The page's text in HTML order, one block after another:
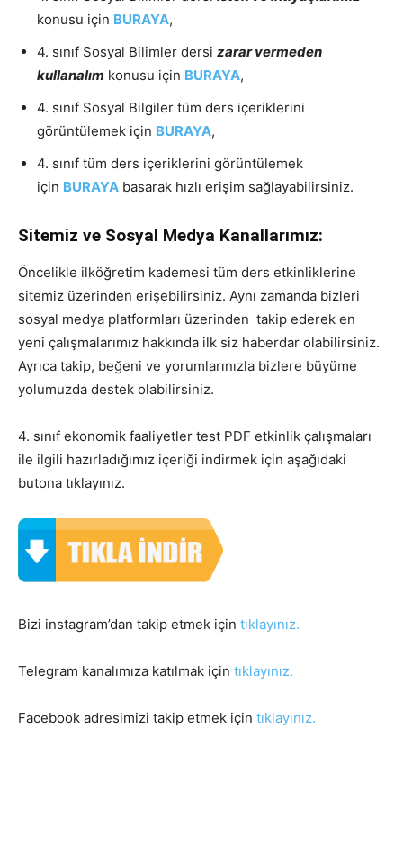
konusu için BURAYA,
4. sınıf Sosyal Bilimler dersi zarar vermeden
kullanalım konusu için BURAYA,
4. sınıf Sosyal Bilgiler tüm ders içeriklerini
görüntülemek için BURAYA,
4. sınıf tüm ders içeriklerini görüntülemek
için BURAYA basarak hızlı erişim sağlayabilirsiniz.
Sitemiz ve Sosyal Medya Kanallarımız:
Öncelikle ilköğretim kademesi tüm ders etkinliklerine
sitemiz üzerinden erişebilirsiniz. Aynı zamanda bizleri
sosyal medya platformları üzerinden takip ederek en
yeni çalışmalarımız hakkında ilk siz haberdar olabilirsiniz.
Ayrıca takip, beğeni ve yorumlarınızla bizlere büyüme
yolumuzda destek olabilirsiniz.
4. sınıf ekonomik faaliyetler test PDF etkinlik çalışmaları
ile ilgili hazırladığımız içeriği indirmek için aşağıdaki
butona tıklayınız.
Bizi instagram’dan takip etmek için tıklayınız.
Telegram kanalımıza katılmak için tıklayınız.
Facebook adresimizi takip etmek için tıklayınız.